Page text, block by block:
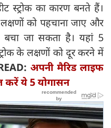
स्ट्रोक का कारण बनते हैं।
को पहचाना जाए और
बचा जा सकता है। यहां 5
के लक्षणों को दूर करने में
अपनी मैरिड लाइफ
करें ये 5 योगासन